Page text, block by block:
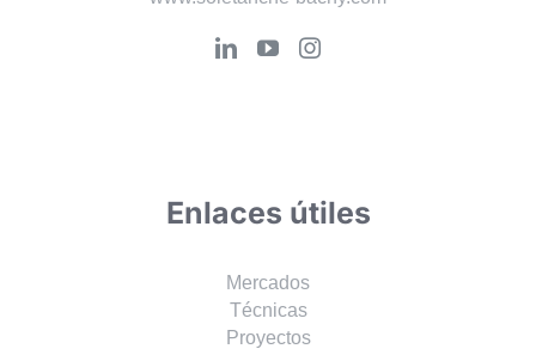
Enlaces útiles
Mercados
Técnicas
Proyectos